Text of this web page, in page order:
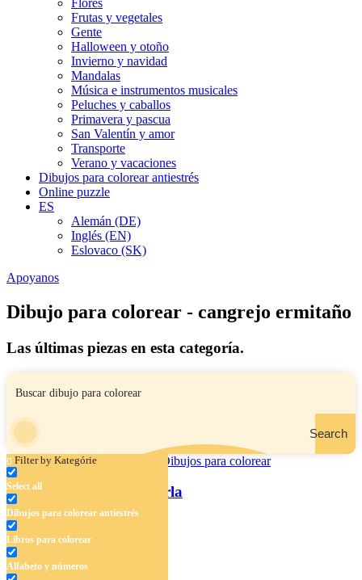
Flores
Frutas y vegetales
Gente
Halloween y otoño
Invierno y navidad
Mandalas
Música e instrumentos musicales
Peluches y caballos
Primavera y pascua
San Valentín y amor
Transporte
Verano y vacaciones
Dibujos para colorear antiestrés
Online puzzle
ES
Alemán (DE)
Inglés (EN)
Eslovaco (SK)
Apoyanos
Dibujo para colorear - cangrejo ermitaño
Las últimas piezas en esta categoría.
Search
Filter by Kategórie
Select all
Dibujos para colorear antiestrés
Libros para colorear
Alfabeto y números
Cangrejo ermitaño y perla